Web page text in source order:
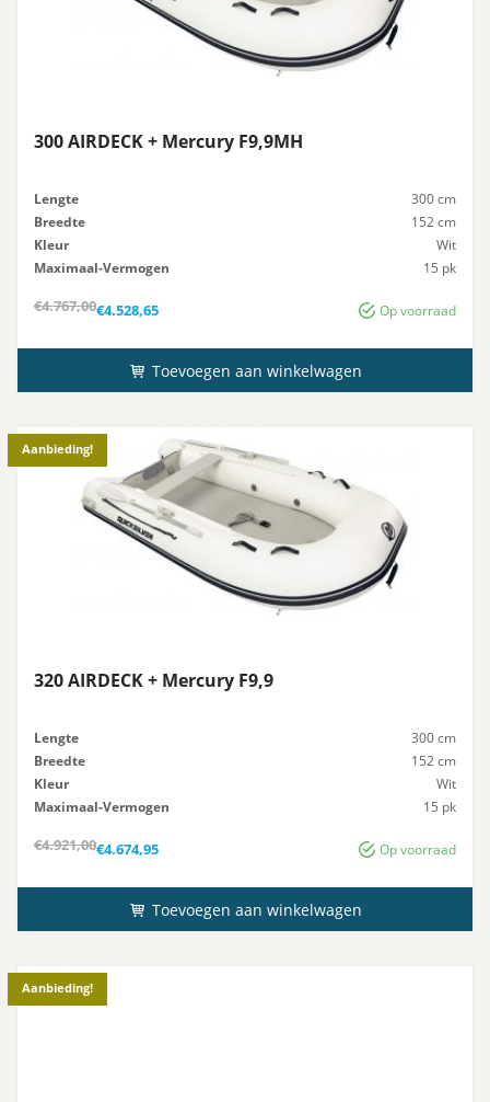
300 AIRDECK + Mercury F9,9MH
Lengte
300 cm
Breedte
152 cm
Kleur
Wit
Maximaal-Vermogen
15 pk
Op voorraad
€4.767,00Oorspronkelijke
prijs
€4.767,00.
€4.528,65Huidige
prijs
€4.528,65.
Toevoegen aan winkelwagen
Aanbieding!
320 AIRDECK + Mercury F9,9
Lengte
300 cm
Breedte
152 cm
Kleur
Wit
Maximaal-Vermogen
15 pk
Op voorraad
€4.921,00Oorspronkelijke
prijs
€4.921,00.
€4.674,95Huidige
prijs
€4.674,95.
Toevoegen aan winkelwagen
Aanbieding!